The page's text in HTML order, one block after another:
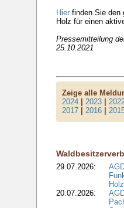
Hier finden Sie den
Holz für einen
Pressemitteilung
25.10.2021
Zeige alle
2024 |2023 |
2017 |2016 |
29.07.2026:
20.07.2026: